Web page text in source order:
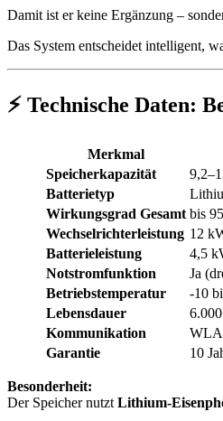
Damit ist er keine Ergänzung –
Das System entscheidet intelligent,
⚡ Technische Daten:
Merkmal
Speicherkapazität
Batterietyp
Wirkungsgrad Gesamt bis
Wechselrichterleistung 12
Batterieleistung
4,5
Notstromfunktion
Ja
Betriebstemperatur
-10
Lebensdauer
Kommunikation
Garantie
10
Besonderheit:
Der Speicher nutzt Lithium-